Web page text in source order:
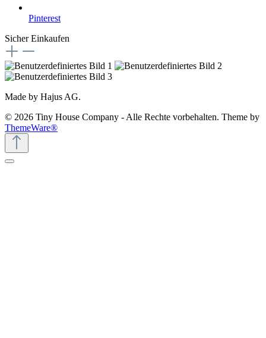
Pinterest
Sicher Einkaufen
Made by Hajus AG.
© 2026 Tiny House Company - Alle Rechte vorbehalten. Theme by
ThemeWare®